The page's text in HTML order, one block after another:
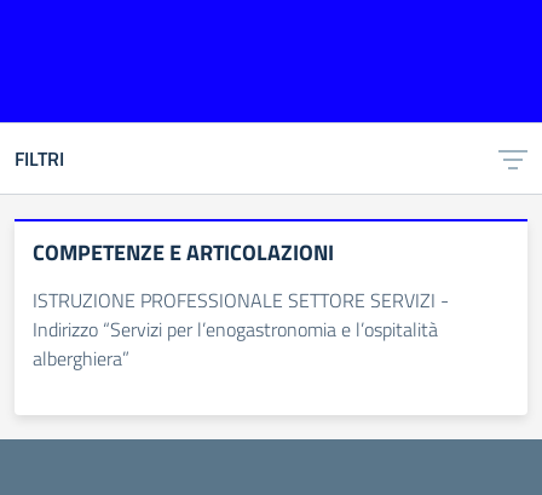
FILTRI
COMPETENZE E ARTICOLAZIONI
ISTRUZIONE PROFESSIONALE SETTORE SERVIZI -
Indirizzo “Servizi per l’enogastronomia e l’ospitalità
alberghiera”